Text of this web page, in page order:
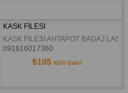
KASK FİLESİ
KASK FİLESİ AHTAPOT BAGAJ
091616017360
₺105 KDV Dahil